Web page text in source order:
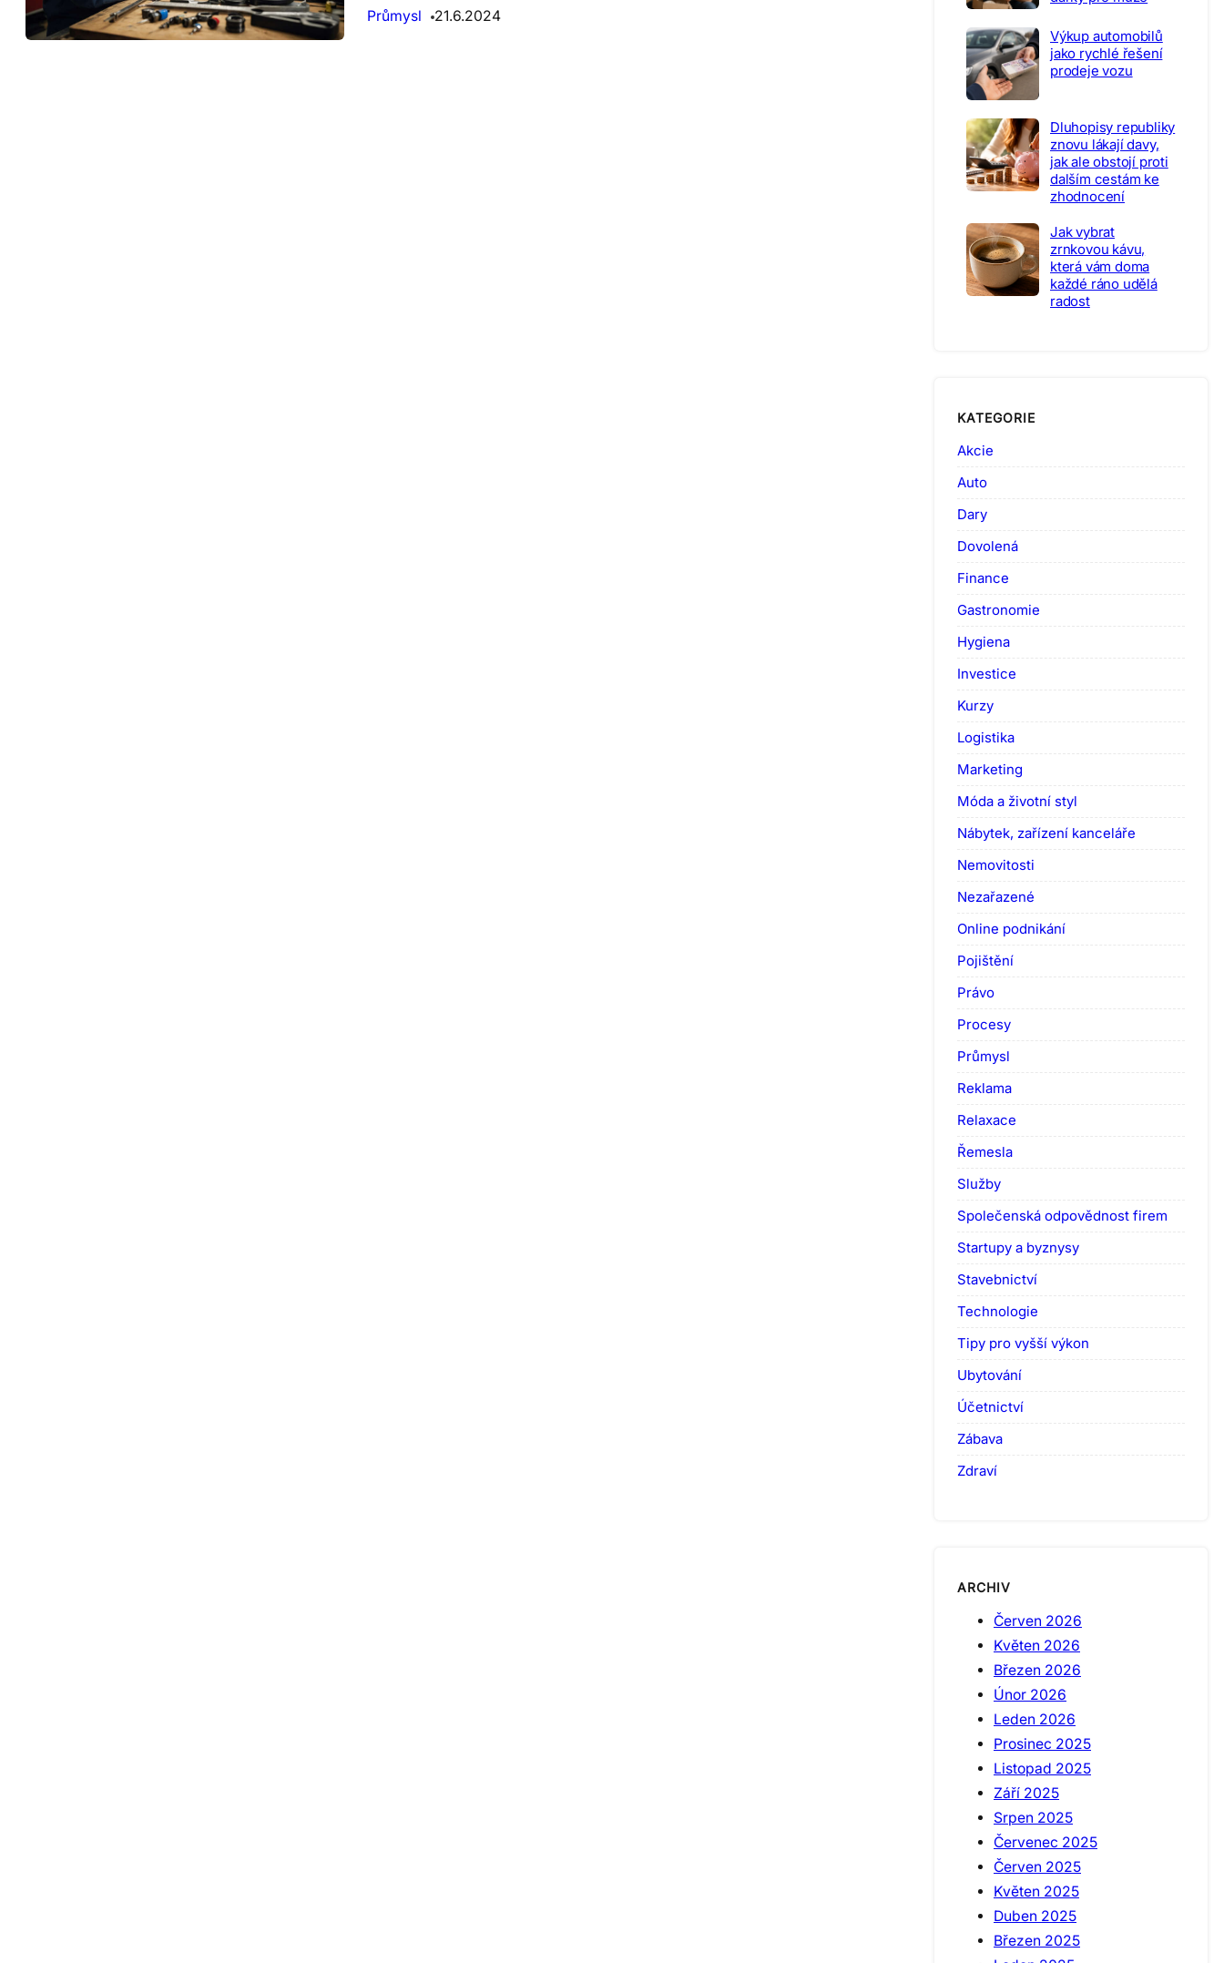
Průmysl
21.6.2024
Výkup automobilů
jako rychlé řešení
prodeje vozu
Dluhopisy republiky
znovu lákají davy,
jak ale obstojí proti
dalším cestám ke
zhodnocení
Jak vybrat
zrnkovou kávu,
která vám doma
každé ráno udělá
radost
KATEGORIE
Akcie
Auto
Dary
Dovolená
Finance
Gastronomie
Hygiena
Investice
Kurzy
Logistika
Marketing
Móda a životní styl
Nábytek, zařízení kanceláře
Nemovitosti
Nezařazené
Online podnikání
Pojištění
Právo
Procesy
Průmysl
Reklama
Relaxace
Řemesla
Služby
Společenská odpovědnost firem
Startupy a byznysy
Stavebnictví
Technologie
Tipy pro vyšší výkon
Ubytování
Účetnictví
Zábava
Zdraví
ARCHIV
Červen 2026
Květen 2026
Březen 2026
Únor 2026
Leden 2026
Prosinec 2025
Listopad 2025
Září 2025
Srpen 2025
Červenec 2025
Červen 2025
Květen 2025
Duben 2025
Březen 2025